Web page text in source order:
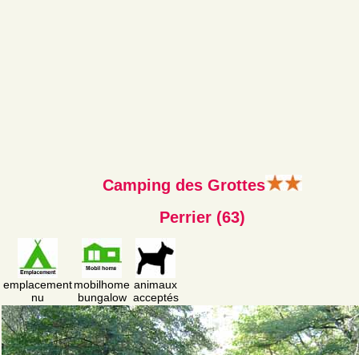
Camping des Grottes
Perrier (63)
emplacement
nu
mobilhome
bungalow
animaux
acceptés